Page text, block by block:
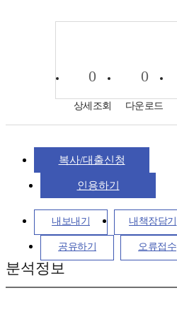
0
상세조회
0
다운로드
복사/대출신청
인용하기
내보내기 내책장담기
공유하기 오류접수
분석정보